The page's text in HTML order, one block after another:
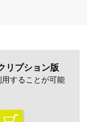
リプション版
することが可能